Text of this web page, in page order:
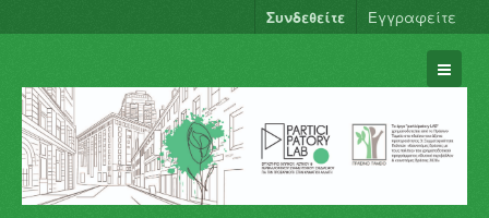
Συνδεθείτε Εγγραφείτε